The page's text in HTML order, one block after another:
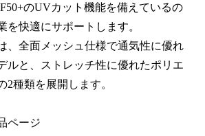
のUVカット機能を備えているの
を快適にサポートします。
、全面メッシュ仕様で通気性に優れ
ルと、ストレッチ性に優れたポリエ
2種類を展開します。
ページ